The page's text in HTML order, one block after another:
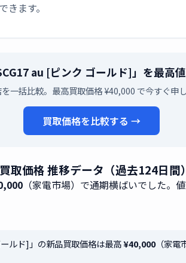
ます。
au [ピンク ゴールド]」を最高
一括比較。最高買取価格 ¥40,000 で今すぐ申し
買取価格を比較する →
取価格 推移データ（過去124日間）
（家電市場）で通期横ばいでした。
ルド]」の新品買取価格は最高¥40,000（家電